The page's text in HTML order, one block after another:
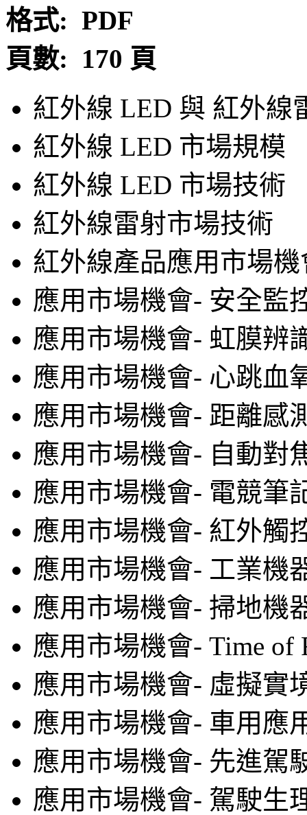
格式: PDF
頁數: 170 頁
紅外線 LED 與 紅外線
紅外線 LED 市場規模
紅外線 LED 市場技術
紅外線雷射市場技術
紅外線產品應用市場機
應用市場機會- 安全監
應用市場機會- 虹膜辨
應用市場機會- 心跳血
應用市場機會- 距離感
應用市場機會- 自動對
應用市場機會- 電競筆
應用市場機會- 紅外觸
應用市場機會- 工業機
應用市場機會- 掃地機
應用市場機會- Time of
應用市場機會- 虛擬實
應用市場機會- 車用應
應用市場機會- 先進駕
應用市場機會- 駕駛生